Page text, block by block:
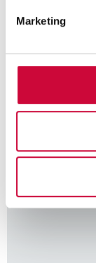
Marketing
för att